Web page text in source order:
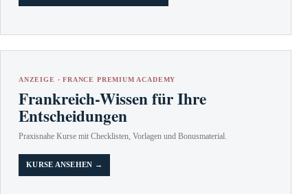
ANZEIGE · FRANCE PREMIUM ACADEMY
Frankreich-Wissen für Ihre
Entscheidungen
Praxisnahe Kurse mit Checklisten, Vorlagen und Bonusmaterial.
KURSE ANSEHEN →